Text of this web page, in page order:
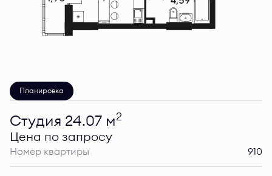
Планировка
Студия 24.07 м2
Цена по запросу
Номер квартиры 910